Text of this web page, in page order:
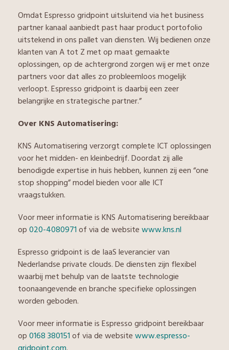
Omdat Espresso gridpoint uitsluitend via het business
partner kanaal aanbiedt past haar product portofolio
uitstekend in ons pallet van diensten. Wij bedienen onze
klanten van A tot Z met op maat gemaakte
oplossingen, op de achtergrond zorgen wij er met onze
partners voor dat alles zo probleemloos mogelijk
verloopt. Espresso gridpoint is daarbij een zeer
belangrijke en strategische partner.”
Over KNS Automatisering:
KNS Automatisering verzorgt complete ICT oplossingen
voor het midden- en kleinbedrijf. Doordat zij alle
benodigde expertise in huis hebben, kunnen zij een “one
stop shopping” model bieden voor alle ICT
vraagstukken.
Voor meer informatie is KNS Automatisering bereikbaar
op020-4080971of via de websitewww.kns.nl
Espresso gridpoint is de IaaS leverancier van
Nederlandse private clouds. De diensten zijn flexibel
waarbij met behulp van de laatste technologie
toonaangevende en branche specifieke oplossingen
worden geboden.
Voor meer informatie is Espresso gridpoint bereikbaar
op0168 380151of via de websitewww.espresso-